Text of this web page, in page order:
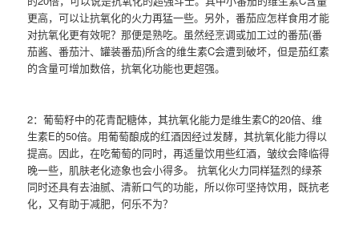
更高，可以让抗氧化的火力再猛一些。另外，番茄应怎样食用才能
对抗氧化更有效呢？那便是熟吃。虽然经烹调或加工过的番茄(番
茄酱、番茄汁、罐装番茄)所含的维生素C会遭到破坏，但是茄红素
的含量可增加数倍，抗氧化功能也更超强。
2：葡萄籽中的花青配糖体，其抗氧化能力是维生素C的20倍、维
生素E的50倍。用葡萄酿成的红酒因经过发酵，其抗氧化能力得以
提高。因此，在吃葡萄的同时，再适量饮用些红酒，皱纹会降临得
晚一些，肌肤老化迹象也会小得多。 抗氧化火力同样猛烈的绿茶
同时还具有去油腻、清新口气的功能，所以你可坚持饮用，既抗老
化，又有助于减肥，何乐不为？